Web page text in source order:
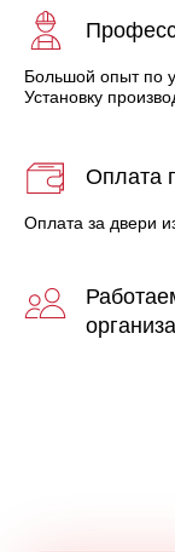
Большой опыт по
Установку
Оплата
Оплата за двери